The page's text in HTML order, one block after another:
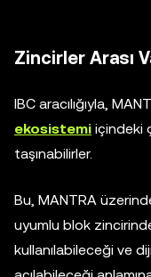
Zincirler Arası
IBC aracılığıyla,
ekosistemi içindeki
taşınabilirler.
Bu, MANTRA
uyumlu blok
kullanılabileceği ve